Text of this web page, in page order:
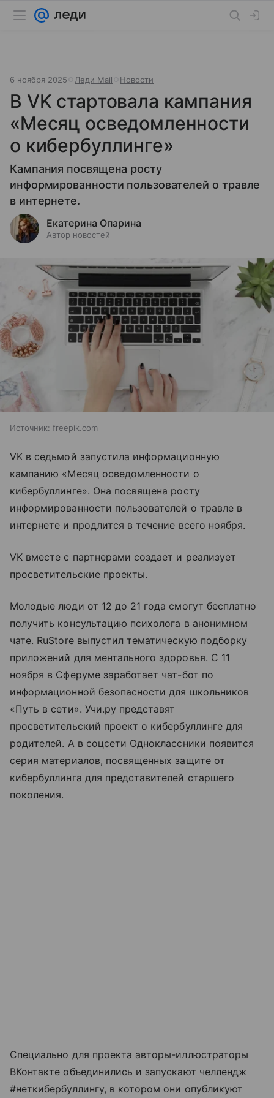
6 ноября 2025 Леди Mail Новости
В VK стартовала кампания
«Месяц осведомленности
о кибербуллинге»
Кампания посвящена росту
информированности пользователей о травле
в интернете.
Екатерина Опарина
Автор новостей
Источник: freepik.com
VK в седьмой запустила информационную
кампанию «Месяц осведомленности о
кибербуллинге». Она посвящена росту
информированности пользователей о травле в
интернете и продлится в течение всего ноября.
VK вместе с партнерами создает и реализует
просветительские проекты.
Молодые люди от 12 до 21 года смогут бесплатно
получить консультацию психолога в анонимном
чате. RuStore выпустил тематическую подборку
приложений для ментального здоровья. С 11
ноября в Сферуме заработает чат-бот по
информационной безопасности для школьников
«Путь в сети». Учи.ру представят
просветительский проект о кибербуллинге для
родителей. А в соцсети Одноклассники появится
серия материалов, посвященных защите от
кибербуллинга для представителей старшего
поколения.
Специально для проекта авторы-иллюстраторы
ВКонтакте объединились и запускают челлендж
#неткибербуллингу, в котором они опубликуют